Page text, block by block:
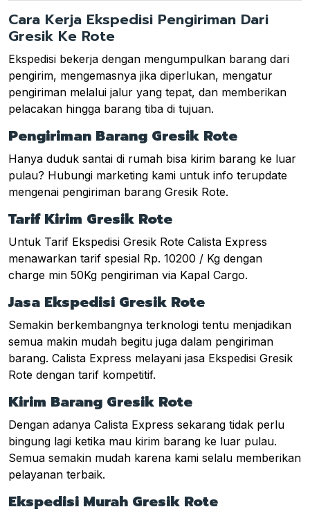
Cara Kerja Ekspedisi Pengiriman Dari
Gresik Ke Rote
Ekspedisi bekerja dengan mengumpulkan barang dari
pengirim, mengemasnya jika diperlukan, mengatur
pengiriman melalui jalur yang tepat, dan memberikan
pelacakan hingga barang tiba di tujuan.
Pengiriman Barang Gresik Rote
Hanya duduk santai di rumah bisa kirim barang ke luar
pulau? Hubungi marketing kami untuk info terupdate
mengenai pengiriman barang Gresik Rote.
Tarif Kirim Gresik Rote
Untuk Tarif Ekspedisi Gresik Rote Calista Express
menawarkan tarif spesial Rp. 10200 / Kg dengan
charge min 50Kg pengiriman via Kapal Cargo.
Jasa Ekspedisi Gresik Rote
Semakin berkembangnya terknologi tentu menjadikan
semua makin mudah begitu juga dalam pengiriman
barang. Calista Express melayani jasa Ekspedisi Gresik
Rote dengan tarif kompetitif.
Kirim Barang Gresik Rote
Dengan adanya Calista Express sekarang tidak perlu
bingung lagi ketika mau kirim barang ke luar pulau.
Semua semakin mudah karena kami selalu memberikan
pelayanan terbaik.
Ekspedisi Murah Gresik Rote